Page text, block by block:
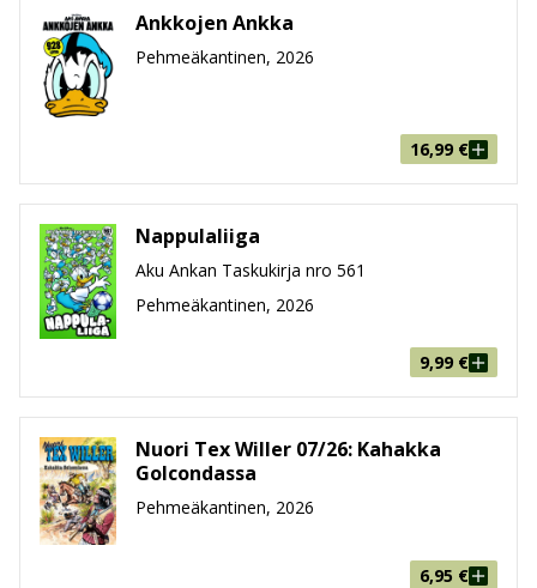
Ankkojen Ankka
Pehmeäkantinen, 2026
16,99 €
Nappulaliiga
Aku Ankan Taskukirja nro 561
Pehmeäkantinen, 2026
9,99 €
Nuori Tex Willer 07/26: Kahakka
Golcondassa
Pehmeäkantinen, 2026
6,95 €